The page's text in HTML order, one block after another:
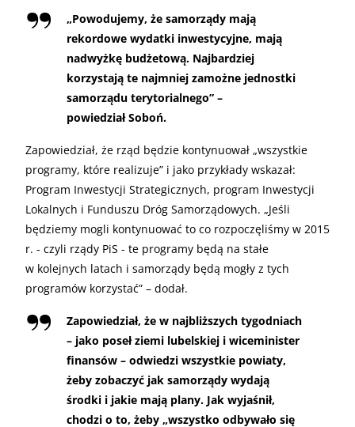
„Powodujemy, że samorządy mają
rekordowe wydatki inwestycyjne, mają
nadwyżkę budżetową. Najbardziej
korzystają te najmniej zamożne jednostki
samorządu terytorialnego” –
powiedział Soboń.
Zapowiedział, że rząd będzie kontynuował „wszystkie
programy, które realizuje” i jako przykłady wskazał:
Program Inwestycji Strategicznych, program Inwestycji
Lokalnych i Funduszu Dróg Samorządowych. „Jeśli
będziemy mogli kontynuować to co rozpoczęliśmy w 2015
r. - czyli rządy PiS - te programy będą na stałe
w kolejnych latach i samorządy będą mogły z tych
programów korzystać” – dodał.
Zapowiedział, że w najbliższych tygodniach
– jako poseł ziemi lubelskiej i wiceminister
finansów – odwiedzi wszystkie powiaty,
żeby zobaczyć jak samorządy wydają
środki i jakie mają plany. Jak wyjaśnił,
chodzi o to, żeby „wszystko odbywało się